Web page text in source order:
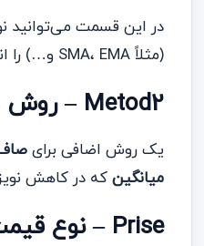
در این قسمت می‌توانید
(مثلاً SMA، EMA و…) را انتخاب کنید.
Metod2 – روش دوم محاسبه
یک روش اضافی برای
میانگین که در کاهش
Prise – نوع قیمت